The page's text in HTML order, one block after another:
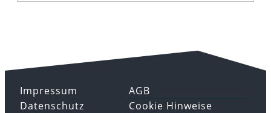
Impressum
Datenschutz
AGB
Cookie Hinweise